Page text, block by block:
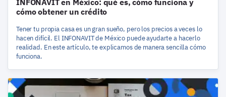
cómo obtener un crédito
Tener tu propia casa es un gran sueño, pero los precios a veces lo
hacen difícil. El INFONAVIT de México puede ayudarte a hacerlo
realidad. En este artículo, te explicamos de manera sencilla cómo
funciona.